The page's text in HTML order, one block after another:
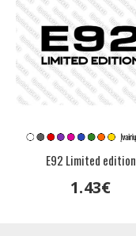
E92 Limited edition
1.43€